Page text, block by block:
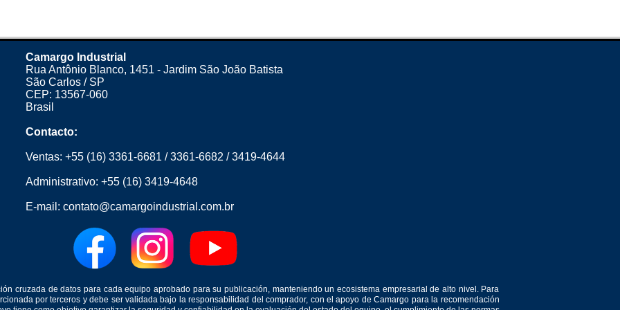
Camargo Industrial
Rua Antônio Blanco, 1451 - Jardim São João Batista
São Carlos / SP
CEP: 13567-060
Brasil
Contacto:
Ventas: +55 (16) 3361-6681 /3361-6682 /3419-4644
Administrativo: +55 (16) 3419-4648
E-mail: contato@camargoindustrial.com.br
cruzada de datos para cada equipo aprobado para su publicación, manteniendo un ecosistema empresarial de alto nivel. Para
por terceros y debe ser validada bajo la responsabilidad del comprador, con el apoyo de Camargo para la recomendación